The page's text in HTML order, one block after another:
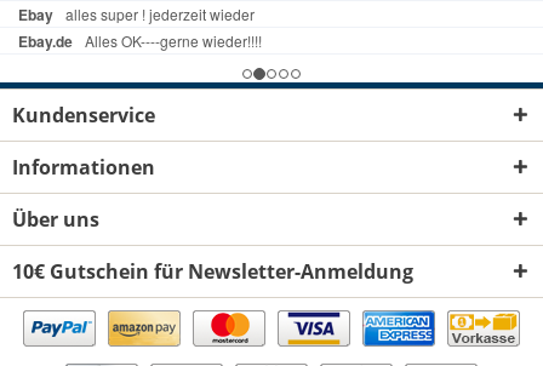
Kundenservice
Informationen
Über uns
10€ Gutschein für Newsletter-Anmeldung